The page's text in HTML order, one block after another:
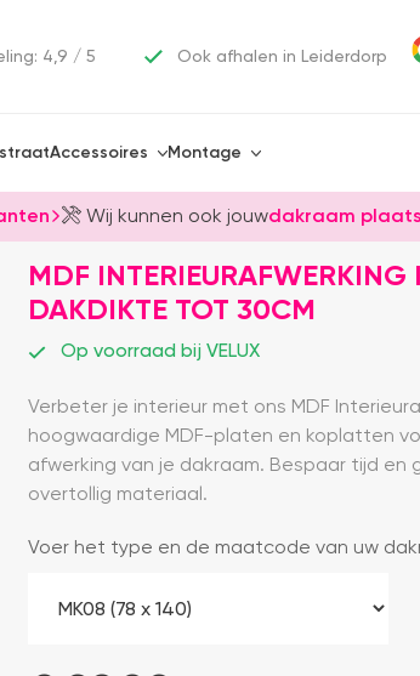
4,9 / 5 Ook afhalen in Leiderdorp
Accessoires Montage
Wij kunnen ook jouwdakraam
MDF
DAKDIKTE TOT 30CM
Op voorraad bij VELUX
Verbeter je interieur met ons MDF
hoogwaardige MDF-platen en koplatten
afwerking van je dakraam. Bespaar tijd
overtollig materiaal.
Voer het type en de maatcode van uw